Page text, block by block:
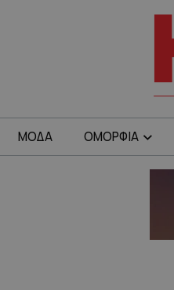
ΜΟΔΑ ΟΜΟΡΦΙΑ